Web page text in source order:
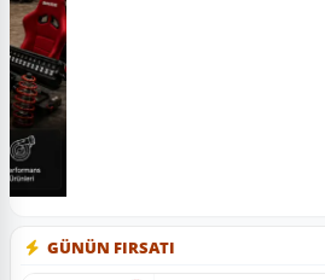
GÜNÜN FIRSATI